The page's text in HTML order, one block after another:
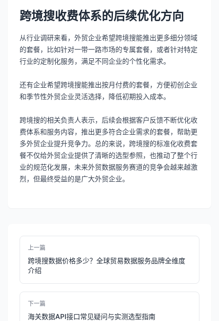
跨境搜收费体系的后续优化方向
从行业调研来看，外贸企业希望跨境搜能推出更多细分领域
的套餐，比如针对一带一路市场的专属套餐，或者针对特定
行业的定制化服务，满足不同企业的个性化需求。
还有企业希望跨境搜能推出按月付费的套餐，方便初创企业
和季节性外贸企业灵活选择，降低初期投入成本。
跨境搜的相关负责人表示，后续会根据客户反馈不断优化收
费体系和服务内容，推出更多符合企业需求的套餐，帮助更
多外贸企业提升竞争力。总的来说，跨境搜的标准化收费套
餐不仅给外贸企业提供了清晰的选型参照，也推动了整个行
业的规范化发展，未来外贸数据服务赛道的竞争会越来越激
烈，但最终受益的是广大外贸企业。
上一篇
跨境搜数据价格多少？全球贸易数据服务品牌全维度
介绍
下一篇
海关数据API接口常见疑问与实测选型指南